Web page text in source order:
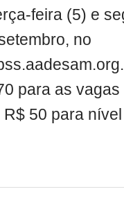
feira (5) e
no
para as vagas
50 para